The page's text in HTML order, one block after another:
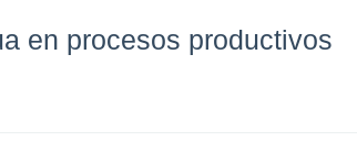
en procesos productivos